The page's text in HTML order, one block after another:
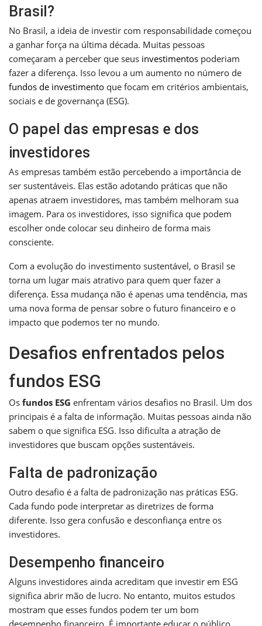
Brasil?
No Brasil, a ideia de investir com responsabilidade começou
a ganhar força na última década. Muitas pessoas
começaram a perceber que seus investimentos poderiam
fazer a diferença. Isso levou a um aumento no número de
fundos de investimento que focam em critérios ambientais,
sociais e de governança (ESG).
O papel das empresas e dos
investidores
As empresas também estão percebendo a importância de
ser sustentáveis. Elas estão adotando práticas que não
apenas atraem investidores, mas também melhoram sua
imagem. Para os investidores, isso significa que podem
escolher onde colocar seu dinheiro de forma mais
consciente.
Com a evolução do investimento sustentável, o Brasil se
torna um lugar mais atrativo para quem quer fazer a
diferença. Essa mudança não é apenas uma tendência, mas
uma nova forma de pensar sobre o futuro financeiro e o
impacto que podemos ter no mundo.
Desafios enfrentados pelos
fundos ESG
Os fundos ESG enfrentam vários desafios no Brasil. Um dos
principais é a falta de informação. Muitas pessoas ainda não
sabem o que significa ESG. Isso dificulta a atração de
investidores que buscam opções sustentáveis.
Falta de padronização
Outro desafio é a falta de padronização nas práticas ESG.
Cada fundo pode interpretar as diretrizes de forma
diferente. Isso gera confusão e desconfiança entre os
investidores.
Desempenho financeiro
Alguns investidores ainda acreditam que investir em ESG
significa abrir mão de lucro. No entanto, muitos estudos
mostram que esses fundos podem ter um bom
desempenho financeiro. É importante educar o público